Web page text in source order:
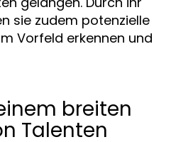
sie zudem potenzielle
Vorfeld erkennen und
breiten
Talenten